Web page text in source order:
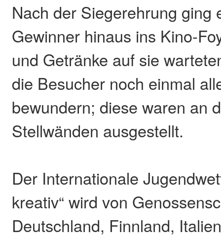
Nach der Siegerehrung ging
Gewinner hinaus ins Kino-
und Getränke auf sie
die Besucher noch einmal
bewundern; diese waren an
Stellwänden ausgestellt.
Der Internationale
kreativ“ wird von
Deutschland, Finnland,